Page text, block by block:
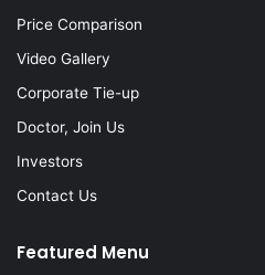
Price Comparison
Video Gallery
Corporate Tie-up
Doctor, Join Us
Investors
Contact Us
Featured Menu